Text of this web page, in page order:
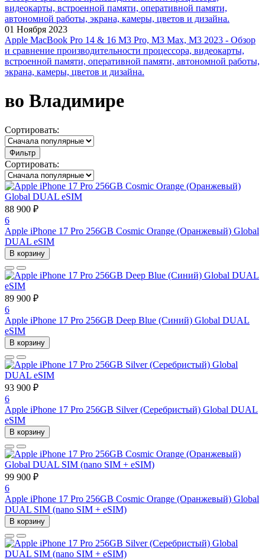
01 Ноября 2023
Apple MacBook Pro 14 & 16 M3 Pro, M3 Max, M3 2023 - Обзор
и сравнение производительности процессора, видеокарты,
встроенной памяти, оперативной памяти, автономной работы,
экрана, камеры, цветов и дизайна.
во Владимире
Сортировать:
Фильтр
Сортировать:
88 900 ₽
6
Apple iPhone 17 Pro 256GB Cosmic Orange (Оранжевый) Global
DUAL eSIM
В корзину
89 900 ₽
6
Apple iPhone 17 Pro 256GB Deep Blue (Синий) Global DUAL
eSIM
В корзину
93 900 ₽
6
Apple iPhone 17 Pro 256GB Silver (Серебристый) Global DUAL
eSIM
В корзину
99 900 ₽
6
Apple iPhone 17 Pro 256GB Cosmic Orange (Оранжевый) Global
DUAL SIM (nano SIM + eSIM)
В корзину